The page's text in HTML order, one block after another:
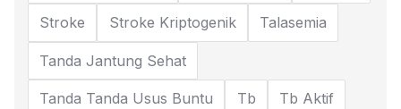
Stroke Stroke Kriptogenik Talasemia
Tanda Jantung Sehat
Tanda Tanda Usus Buntu Tb Tb Aktif